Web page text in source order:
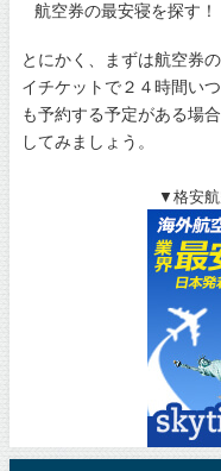
航空券の最安寝を探す！
とにかく、まずは航空券
イチケットで２４時間い
も予約する予定がある場
してみましょう。
▼格安航